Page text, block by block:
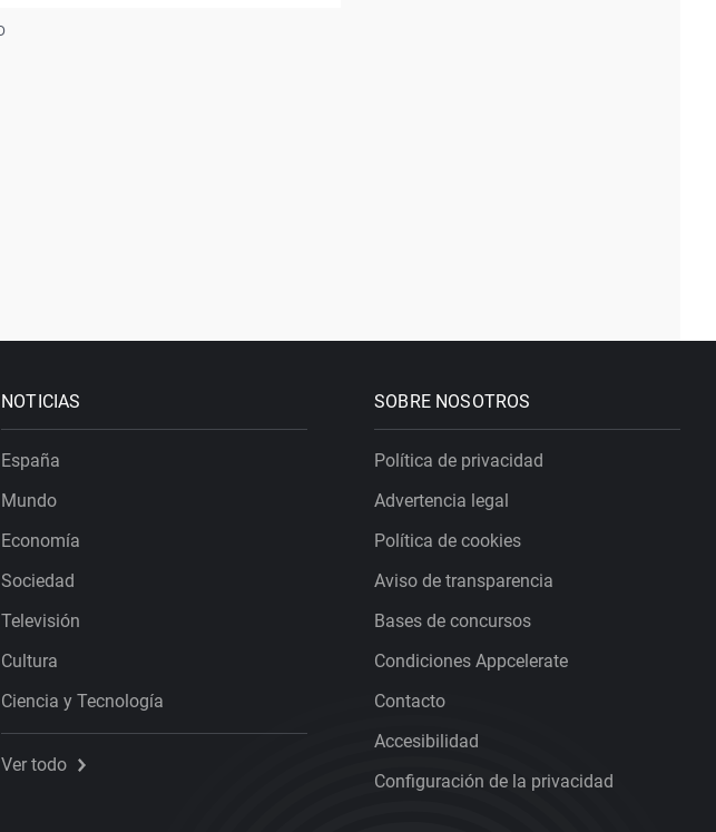
NOTICIAS
España
Mundo
Economía
Sociedad
Televisión
Cultura
Ciencia y Tecnología
Ver todo
SOBRE NOSOTROS
Política de privacidad
Advertencia legal
Política de cookies
Aviso de transparencia
Bases de concursos
Condiciones Appcelerate
Contacto
Accesibilidad
Configuración de la privacidad